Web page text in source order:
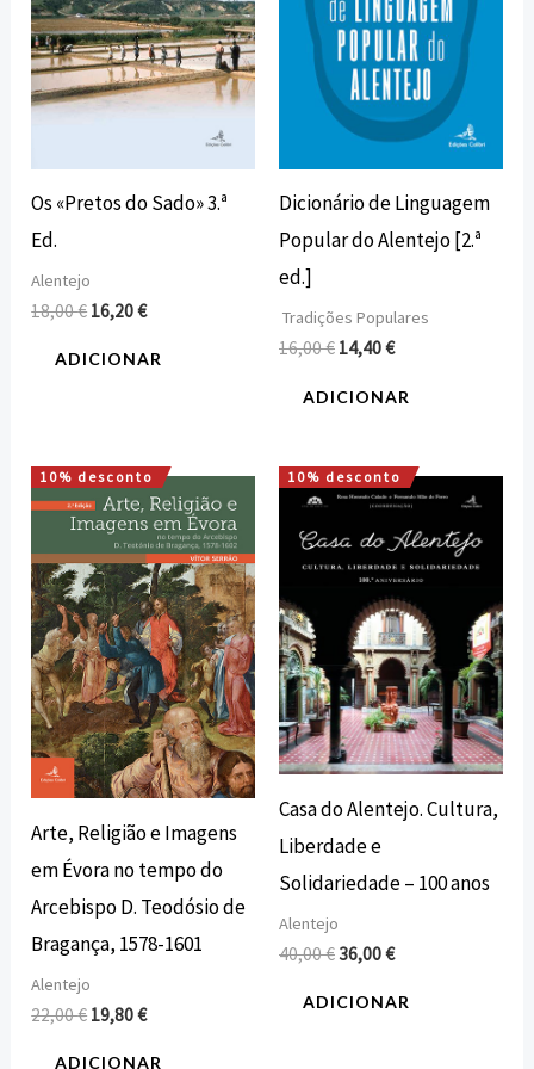
Os «Pretos do Sado» 3.ª
Ed.
Alentejo
18,00€ 16,20€
ADICIONAR
Dicionário de Linguagem
Popular do Alentejo [2.ª
ed.]
Tradições Populares
16,00€ 14,40€
ADICIONAR
10% desconto
Arte, Religião e Imagens
em Évora no tempo do
Arcebispo D. Teodósio de
Bragança, 1578-1601
Alentejo
22,00€
O
preço
original
era:
22,00 €.
19,80€
O
preço
atual
é:
19,80 €.
ADICIONAR
10% desconto
Casa do Alentejo. Cultura,
Liberdade e
Solidariedade – 100 anos
Alentejo
40,00€
O
preço
original
era:
40,00 €.
36,00€
O
preço
atual
é:
36,00 €.
ADICIONAR